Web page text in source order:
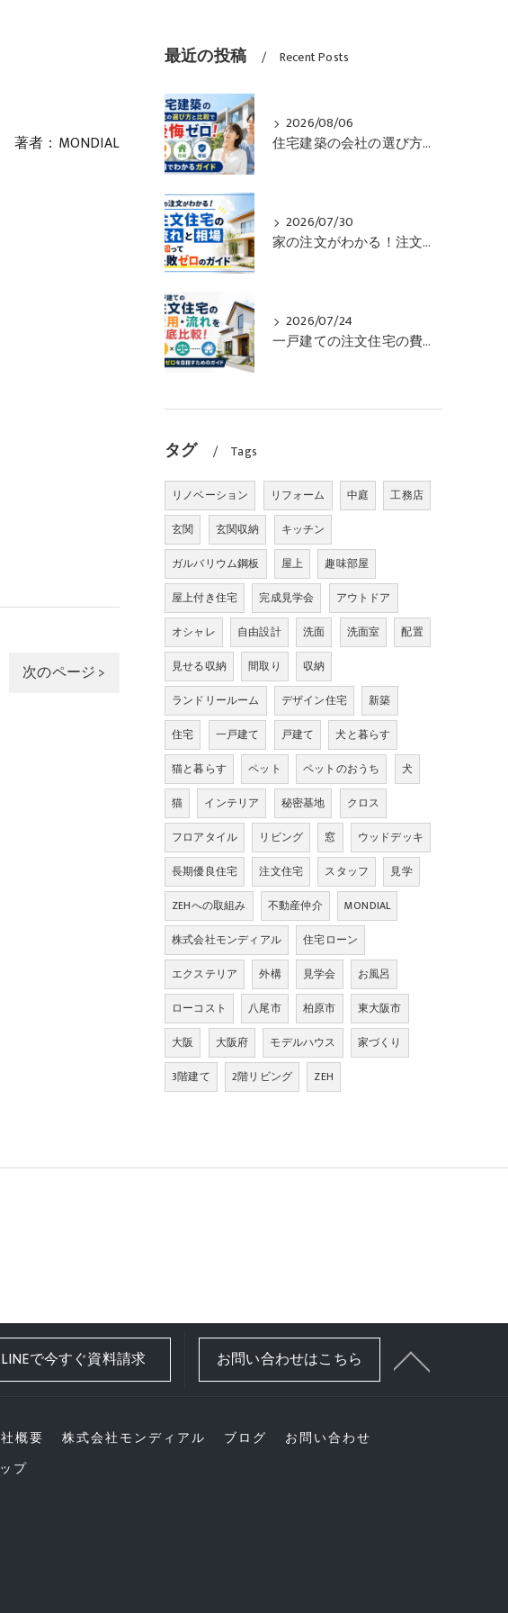
著者：MONDIAL
次のページ >
最近の投稿 Recent Posts
2026/08/06
住宅建築の会社の選び方と比較で後悔ゼロ！価格や性能や保証も一目でわかるガイド
2026/07/30
家の注文がわかる！注文住宅の流れと相場を知って失敗ゼロのガイド
2026/07/24
一戸建ての注文住宅の費用・流れを徹底比較！失敗ゼロを目指すためのガイド
タグ Tags
リノベーション リフォーム 中庭
工務店
玄関
玄関収納
キッチン
ガルバリウム鋼板
屋上
趣味部屋
屋上付き住宅
完成見学会
アウトドア
オシャレ
自由設計 洗面 洗面室
配置
見せる収納
間取り
収納
ランドリールーム
デザイン住宅
新築
住宅
一戸建て 戸建て
犬と暮らす
猫と暮らす
ペット ペットのおうち
犬
猫
インテリア 秘密基地
クロス
フロアタイル
リビング 窓
ウッドデッキ
長期優良住宅
注文住宅 スタッフ
見学
ZEHへの取組み
不動産仲介
MONDIAL
株式会社モンディアル
住宅ローン
エクステリア
外構 見学会
お風呂
ローコスト
八尾市 柏原市
東大阪市
大阪
大阪府 モデルハウス
家づくり
3階建て
2階リビング ZEH
LINEで今すぐ資料請求 お問い合わせはこちら
概要 株式会社モンディアル ブログ
お問い合わせ
プ